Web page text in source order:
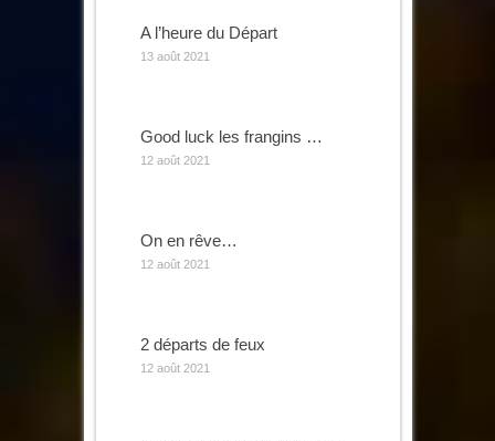
A l’heure du Départ
13 août 2021
Good luck les frangins …
12 août 2021
On en rêve…
12 août 2021
2 départs de feux
12 août 2021